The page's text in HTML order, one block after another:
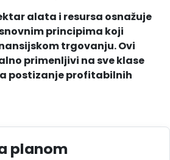
alata i resursa osnažuje
principima koji
trgovanju. Ovi
primenljivi na sve klase
postizanje profitabilnih
planom